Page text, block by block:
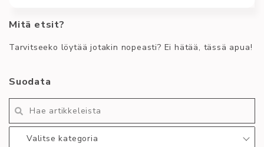
This ar­tic­le is pro­vi­ded on­ly in Fin­nish as Fin­nish is
asteriski
german stare
still mango still water syko
syyskokous those who know
winter arc workshop
Mitä etsit?
Tarvitseeko löytää jotakin nopeasti? Ei hätää, tässä apua!
Suodata
Valitse kategoria